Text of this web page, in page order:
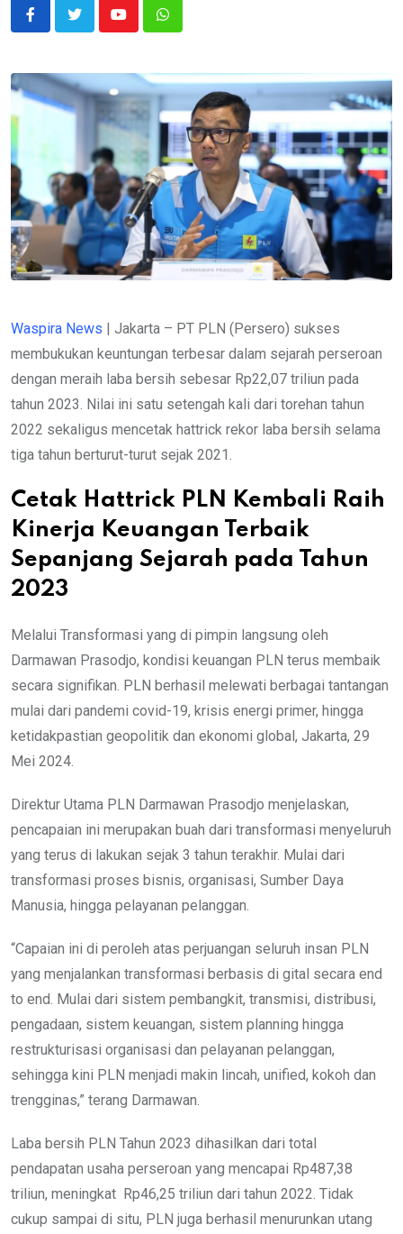
YoutubeWhatsapp
Waspira News | Jakarta – PT PLN (Persero) sukses
membukukan keuntungan terbesar dalam sejarah perseroan
dengan meraih laba bersih sebesar Rp22,07 triliun pada
tahun 2023. Nilai ini satu setengah kali dari torehan tahun
2022 sekaligus mencetak hattrick rekor laba bersih selama
tiga tahun berturut-turut sejak 2021.
Cetak Hattrick PLN Kembali Raih
Kinerja Keuangan Terbaik
Sepanjang Sejarah pada Tahun
2023
Melalui Transformasi yang di pimpin langsung oleh
Darmawan Prasodjo, kondisi keuangan PLN terus membaik
secara signifikan. PLN berhasil melewati berbagai tantangan
mulai dari pandemi covid-19, krisis energi primer, hingga
ketidakpastian geopolitik dan ekonomi global, Jakarta, 29
Mei 2024.
Direktur Utama PLN Darmawan Prasodjo menjelaskan,
pencapaian ini merupakan buah dari transformasi menyeluruh
yang terus di lakukan sejak 3 tahun terakhir. Mulai dari
transformasi proses bisnis, organisasi, Sumber Daya
Manusia, hingga pelayanan pelanggan.
“Capaian ini di peroleh atas perjuangan seluruh insan PLN
yang menjalankan transformasi berbasis di gital secara end
to end. Mulai dari sistem pembangkit, transmisi, distribusi,
pengadaan, sistem keuangan, sistem planning hingga
restrukturisasi organisasi dan pelayanan pelanggan,
sehingga kini PLN menjadi makin lincah, unified, kokoh dan
trengginas,” terang Darmawan.
Laba bersih PLN Tahun 2023 dihasilkan dari total
pendapatan usaha perseroan yang mencapai Rp487,38
triliun, meningkat Rp46,25 triliun dari tahun 2022. Tidak
cukup sampai di situ, PLN juga berhasil menurunkan utang